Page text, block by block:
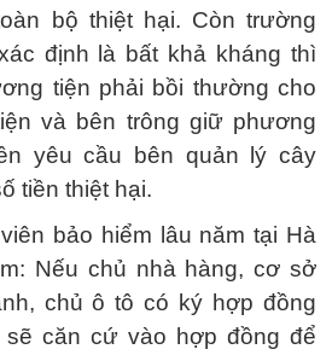
bộ thiệt hại. Còn trường
định là bất khả kháng thì
tiện phải bồi thường cho
và bên trông giữ phương
yêu cầu bên quản lý cây
tiền thiệt hại.
bảo hiểm lâu năm tại Hà
Nếu chủ nhà hàng, cơ sở
chủ ô tô có ký hợp đồng
sẽ căn cứ vào hợp đồng để